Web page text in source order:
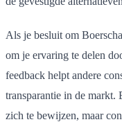
Als je besluit om
om je ervaring te delen
feedback helpt andere
transparantie in de
zich te bewijzen, maar